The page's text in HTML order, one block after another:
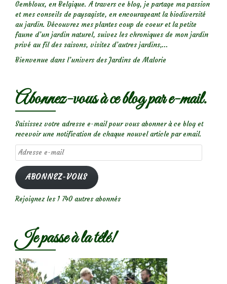
Gembloux, en Belgique. A travers ce blog, je partage ma passion
et mes conseils de paysagiste, en encourageant la biodiversité
au jardin. Découvrez mes plantes coup de coeur et la petite
faune d’un jardin naturel, suivez les chroniques de mon jardin
privé au fil des saisons, visitez d’autres jardins,...
Bienvenue dans l’univers des Jardins de Malorie
Abonnez-vous à ce blog par e-mail.
Saisissez votre adresse e-mail pour vous abonner à ce blog et
recevoir une notification de chaque nouvel article par email.
Adresse
e-
mail
ABONNEZ-VOUS
Rejoignez les 1 740 autres abonnés
Je passe à la télé!